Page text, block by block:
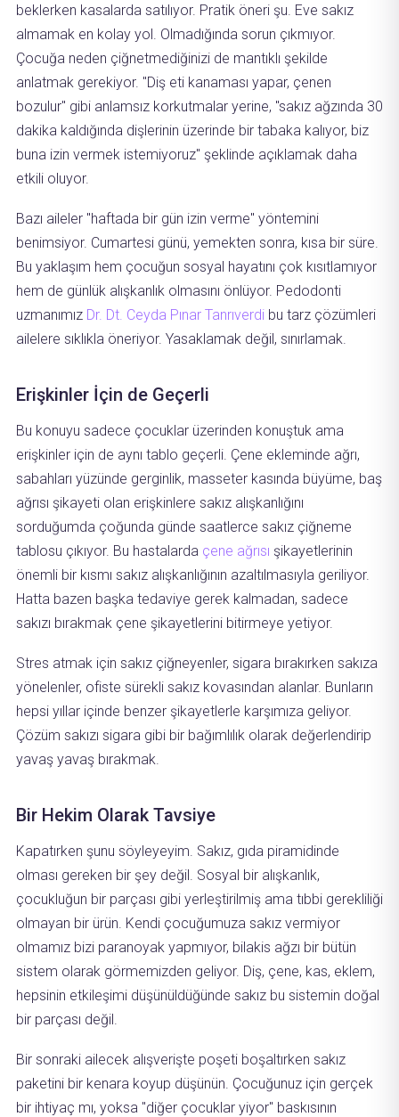
beklerken kasalarda satılıyor. Pratik öneri şu. Eve sakız
almamak en kolay yol. Olmadığında sorun çıkmıyor.
Çocuğa neden çiğnetmediğinizi de mantıklı şekilde
anlatmak gerekiyor. "Diş eti kanaması yapar, çenen
bozulur" gibi anlamsız korkutmalar yerine, "sakız ağzında 30
dakika kaldığında dişlerinin üzerinde bir tabaka kalıyor, biz
buna izin vermek istemiyoruz" şeklinde açıklamak daha
etkili oluyor.
Bazı aileler "haftada bir gün izin verme" yöntemini
benimsiyor. Cumartesi günü, yemekten sonra, kısa bir süre.
Bu yaklaşım hem çocuğun sosyal hayatını çok kısıtlamıyor
hem de günlük alışkanlık olmasını önlüyor. Pedodonti
uzmanımız Dr. Dt. Ceyda Pınar Tanrıverdi bu tarz çözümleri
ailelere sıklıkla öneriyor. Yasaklamak değil, sınırlamak.
Erişkinler İçin de Geçerli
Bu konuyu sadece çocuklar üzerinden konuştuk ama
erişkinler için de aynı tablo geçerli. Çene ekleminde ağrı,
sabahları yüzünde gerginlik, masseter kasında büyüme, baş
ağrısı şikayeti olan erişkinlere sakız alışkanlığını
sorduğumda çoğunda günde saatlerce sakız çiğneme
tablosu çıkıyor. Bu hastalarda çene ağrısı şikayetlerinin
önemli bir kısmı sakız alışkanlığının azaltılmasıyla geriliyor.
Hatta bazen başka tedaviye gerek kalmadan, sadece
sakızı bırakmak çene şikayetlerini bitirmeye yetiyor.
Stres atmak için sakız çiğneyenler, sigara bırakırken sakıza
yönelenler, ofiste sürekli sakız kovasından alanlar. Bunların
hepsi yıllar içinde benzer şikayetlerle karşımıza geliyor.
Çözüm sakızı sigara gibi bir bağımlılık olarak değerlendirip
yavaş yavaş bırakmak.
Bir Hekim Olarak Tavsiye
Kapatırken şunu söyleyeyim. Sakız, gıda piramidinde
olması gereken bir şey değil. Sosyal bir alışkanlık,
çocukluğun bir parçası gibi yerleştirilmiş ama tıbbi gerekliliği
olmayan bir ürün. Kendi çocuğumuza sakız vermiyor
olmamız bizi paranoyak yapmıyor, bilakis ağzı bir bütün
sistem olarak görmemizden geliyor. Diş, çene, kas, eklem,
hepsinin etkileşimi düşünüldüğünde sakız bu sistemin doğal
bir parçası değil.
Bir sonraki ailecek alışverişte poşeti boşaltırken sakız
paketini bir kenara koyup düşünün. Çocuğunuz için gerçek
bir ihtiyaç mı, yoksa "diğer çocuklar yiyor" baskısının